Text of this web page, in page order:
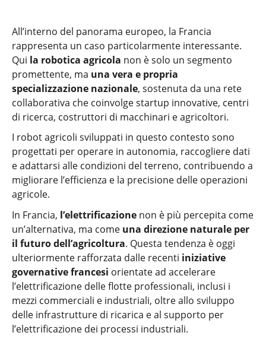
All’interno del panorama europeo, la Francia
rappresenta un caso particolarmente interessante.
Qui la robotica agricola non è solo un segmento
promettente, ma una vera e propria
specializzazione nazionale, sostenuta da una rete
collaborativa che coinvolge startup innovative, centri
di ricerca, costruttori di macchinari e agricoltori.
I robot agricoli sviluppati in questo contesto sono
progettati per operare in autonomia, raccogliere dati
e adattarsi alle condizioni del terreno, contribuendo a
migliorare l’efficienza e la precisione delle operazioni
agricole.
In Francia, l’elettrificazione non è più percepita come
un’alternativa, ma come una direzione naturale per
il futuro dell’agricoltura. Questa tendenza è oggi
ulteriormente rafforzata dalle recenti iniziative
governative francesi orientate ad accelerare
l’elettrificazione delle flotte professionali, inclusi i
mezzi commerciali e industriali, oltre allo sviluppo
delle infrastrutture di ricarica e al supporto per
l’elettrificazione dei processi industriali.